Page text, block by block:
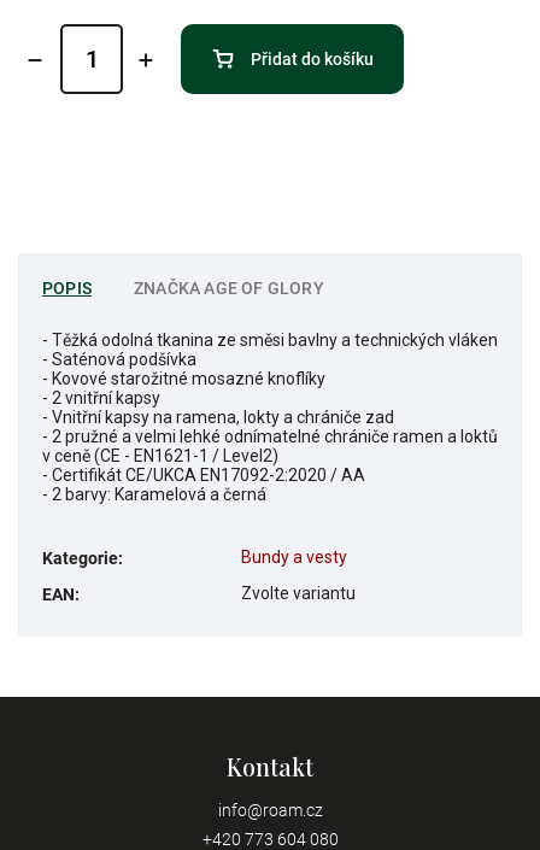
Přidat do košíku
POPIS ZNAČKAAGE OF GLORY
- Těžká odolná tkanina ze směsi bavlny a technických vláken
- Saténová podšívka
- Kovové starožitné mosazné knoflíky
- 2 vnitřní kapsy
- Vnitřní kapsy na ramena, lokty a chrániče zad
- 2 pružné a velmi lehké odnímatelné chrániče ramen a loktů
v ceně (CE - EN1621-1 / Level2)
- Certifikát CE/UKCA EN17092-2:2020 / AA
- 2 barvy: Karamelová a černá
Kategorie:
Bundy a vesty
EAN: Zvolte variantu
Kontakt
info@roam.cz
+420 773 604 080